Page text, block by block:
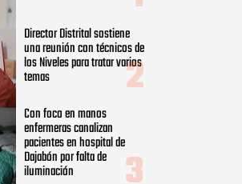
Director Distrital sostiene
una reunión con técnicos de
los Niveles para tratar varios
temas
Con foco en manos
enfermeras canalizan
pacientes en hospital de
Dajabón por falta de
iluminación